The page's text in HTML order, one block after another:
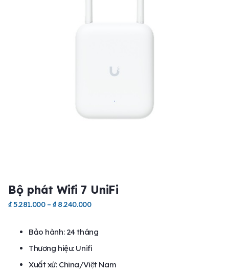
Bộ phát Wifi 7 UniFi
₫5.281.000 – ₫8.240.000
Bảo hành: 24 tháng
Thương hiệu: Unifi
Xuất xứ: China/Việt Nam